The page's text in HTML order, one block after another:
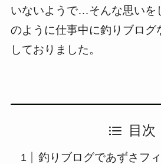
いないようで…そんな思いを
のように仕事中に釣りブログ
しておりました。
目次
釣りブログであずさフ